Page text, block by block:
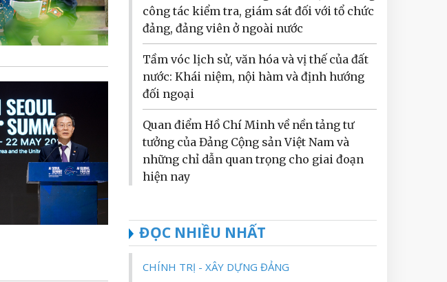
công tác kiểm tra, giám sát đối với tổ chức
đảng, đảng viên ở ngoài nước
Tầm vóc lịch sử, văn hóa và vị thế của đất
nước: Khái niệm, nội hàm và định hướng
đối ngoại
Quan điểm Hồ Chí Minh về nền tảng tư
tưởng của Đảng Cộng sản Việt Nam và
những chỉ dẫn quan trọng cho giai đoạn
hiện nay
ĐỌC NHIỀU NHẤT
CHÍNH TRỊ - XÂY DỰNG ĐẢNG